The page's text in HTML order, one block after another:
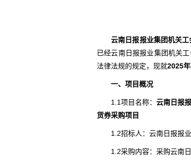
云南日报报业集团机关
已经云南日报报业集团机关
法律法规的规定，现就2025年
一、项目概况
1.1项目名称： 云南日报
货券采购项目
1.2招标人：云南日报报
1.2采购内容：采购云南